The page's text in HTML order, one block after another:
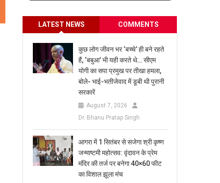
LATEST NEWS COMMENTS
कुछ लोग जीवन भर ‘बच्चे’ ही बने रहते
हैं, ‘बबुआ’ भी यही करते थे… सीएम
योगी का सपा प्रमुख पर तीखा हमला,
बोले- भाई-भतीजेवाद में डूबी थी पुरानी
सरकारें
August 7, 2026
Dr. Bhanu Pratap Singh
आगरा में 1 सितंबर से सजेगा श्री कृष्ण
जन्माष्टमी महोत्सव: वृंदावन के प्रेम
मंदिर की तर्ज पर बनेगा 40×60 फीट
का विशाल झूला मंच